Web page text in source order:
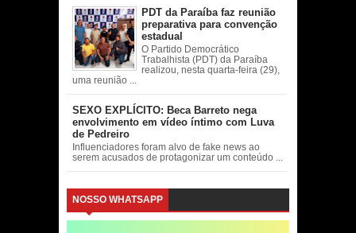
PDT da Paraíba faz reunião
preparativa para convenção
estadual
O Partido Democrático
Trabalhista (PDT) da Paraíba
realizou, nesta quarta-feira (29),
uma reunião ...
SEXO EXPLÍCITO: Beca Barreto nega
envolvimento em vídeo íntimo com Luva
de Pedreiro
Influenciadores foram alvo de fake news ao
serem acusados de protagonizar um conteúdo ...
NOSSO WHATSAPP